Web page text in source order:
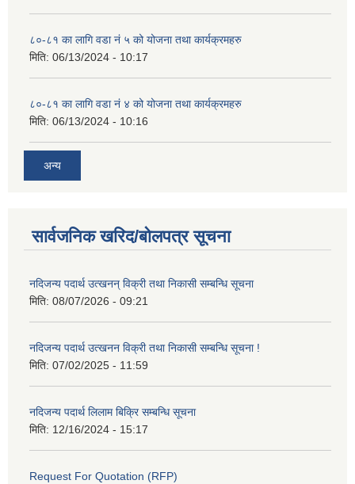
८०-८१ का लागि वडा नं ५ को योजना तथा कार्यक्रमहरु
मिति: 06/13/2024 - 10:17
८०-८१ का लागि वडा नं ४ को योजना तथा कार्यक्रमहरु
मिति: 06/13/2024 - 10:16
अन्य
सार्वजनिक खरिद/बोलपत्र सूचना
नदिजन्य पदार्थ उत्खनन् विक्री तथा निकासी सम्बन्धि सूचना
मिति: 08/07/2026 - 09:21
नदिजन्य पदार्थ उत्खनन विक्री तथा निकासी सम्बन्धि सूचना !
मिति: 07/02/2025 - 11:59
नदिजन्य पदार्थ लिलाम बिक्रि सम्बन्धि सूचना
मिति: 12/16/2024 - 15:17
Request For Quotation (RFP)